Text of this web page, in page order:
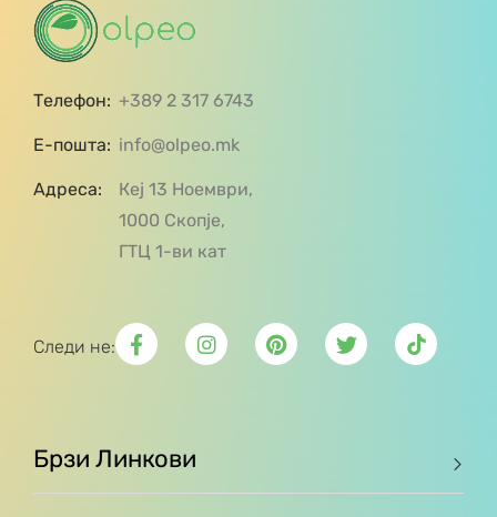
Телефон: +389 2 317 6743
Е-пошта: info@olpeo.mk
Адреса:
Кеј 13 Ноември,
1000 Скопје,
ГТЦ 1-ви кат
Следи не:
Брзи Линкови